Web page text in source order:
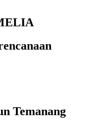
Temanang